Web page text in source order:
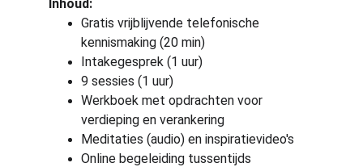
Inhoud:
Gratis vrijblijvende telefonische
kennismaking (20 min)
Intakegesprek (1 uur)
9 sessies (1 uur)
Werkboek met opdrachten voor
verdieping en verankering
Meditaties (audio) en inspiratievideo's
Online begeleiding tussentijds